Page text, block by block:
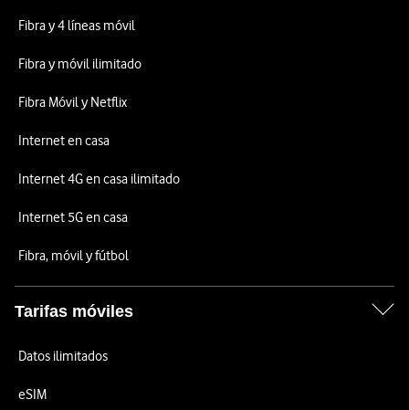
Fibra y 4 líneas móvil
Fibra y móvil ilimitado
Fibra Móvil y Netflix
Internet en casa
Internet 4G en casa ilimitado
Internet 5G en casa
Fibra, móvil y fútbol
Tarifas móviles
Datos ilimitados
eSIM